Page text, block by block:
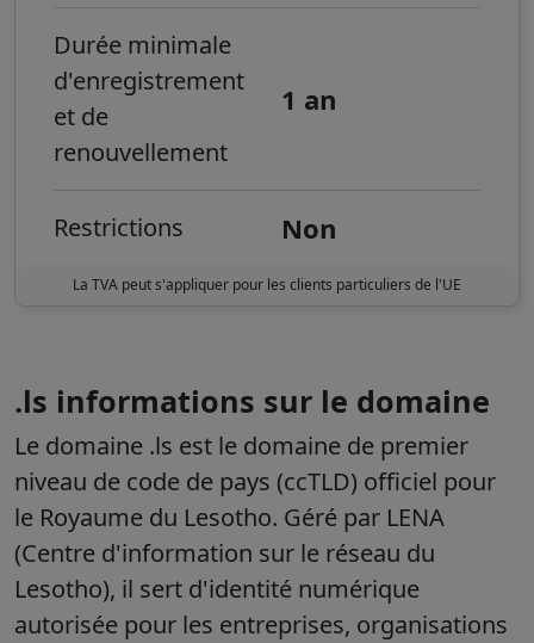
Durée minimale
d'enregistrement
et de
renouvellement
1 an
Restrictions Non
La TVA peut s'appliquer pour les clients particuliers de l'UE
.ls informations sur le domaine
Le domaine .ls est le domaine de premier
niveau de code de pays (ccTLD) officiel pour
le Royaume du Lesotho. Géré par LENA
(Centre d'information sur le réseau du
Lesotho), il sert d'identité numérique
autorisée pour les entreprises, organisations